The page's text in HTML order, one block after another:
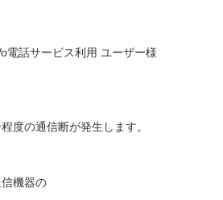
サービス利用 ユーザー様
度の通信断が発生します。
機器の